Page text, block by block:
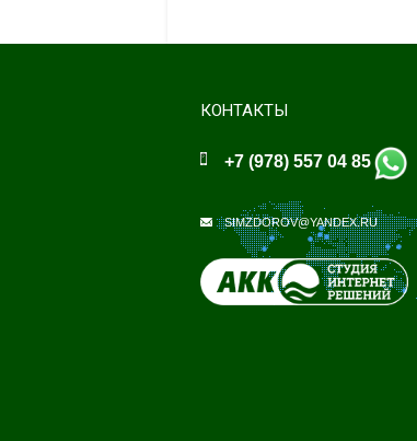
КОНТАКТЫ
+7 (978) 557 04 85
SIMZDOROV@YANDEX.RU